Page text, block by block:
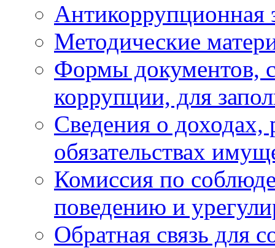
Антикоррупционная
Методические
Формы документов,
коррупции, для
Сведения о доходах,
обязательствах
Комиссия по
поведению и
Обратная связь для